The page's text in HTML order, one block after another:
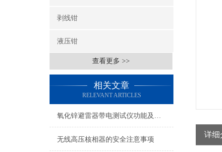
剥线钳
液压钳
查看更多 >>
相关文章
RELEVANT ARTICLES
氧化锌避雷器带电测试仪功能及特点
无线高压核相器的安全注意事项
详细